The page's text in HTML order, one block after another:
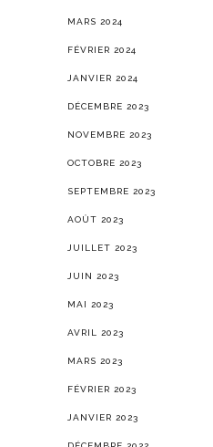
MARS 2024
FÉVRIER 2024
JANVIER 2024
DÉCEMBRE 2023
NOVEMBRE 2023
OCTOBRE 2023
SEPTEMBRE 2023
AOÛT 2023
JUILLET 2023
JUIN 2023
MAI 2023
AVRIL 2023
MARS 2023
FÉVRIER 2023
JANVIER 2023